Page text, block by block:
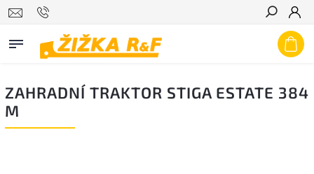
Hledat
ZAHRADNÍ TRAKTOR STIGA ESTATE 384
M